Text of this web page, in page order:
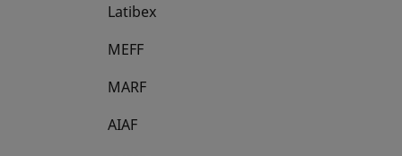
Latibex
se abre en una pestaña nueva
MEFF
se abre en una pestaña nueva
MARF
AIAF